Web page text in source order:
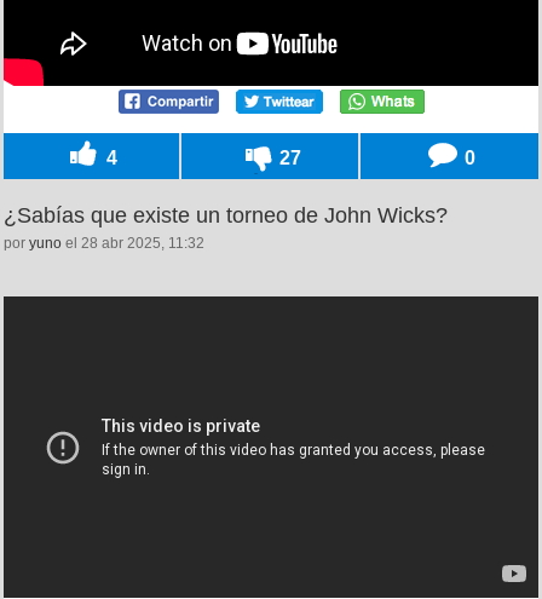
4 27 0
¿Sabías que existe un torneo de John Wicks?
por yuno el 28 abr 2025, 11:32